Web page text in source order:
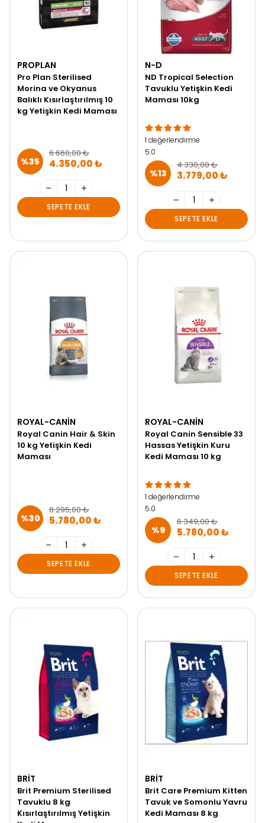
PROPLAN
Pro Plan Sterilised
Morina ve Okyanus
Balıklı Kısırlaştırılmış 10
kg Yetişkin Kedi Maması
%35
6.660,00 ₺
4.350,00 ₺
SEPETE EKLE
N-D
ND Tropical Selection
Tavuklu Yetişkin Kedi
Maması 10kg
1 değerlendirme
5.0
%13
4.330,00 ₺
3.779,00 ₺
SEPETE EKLE
ROYAL-CANIN
Royal Canin Hair & Skin
10 kg Yetişkin Kedi
Maması
%30
8.295,00 ₺
5.780,00 ₺
SEPETE EKLE
ROYAL-CANIN
Royal Canin Sensible 33
Hassas Yetişkin Kuru
Kedi Maması 10 kg
1 değerlendirme
5.0
%9
6.349,00 ₺
5.780,00 ₺
SEPETE EKLE
BRIT
Brit Premium Sterilised
Tavuklu 8 kg
Kısırlaştırılmış Yetişkin
BRIT
Brit Care Premium Kitten
Tavuk ve Somonlu Yavru
Kedi Maması 8 kg